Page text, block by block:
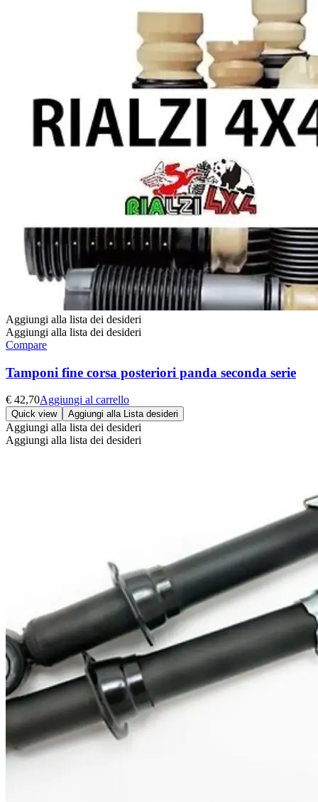
Aggiungi alla lista dei desideri
Aggiungi alla lista dei desideri
Compare
Tamponi fine corsa posteriori panda seconda serie
€ 42,70Aggiungi al carrello
Quick view Aggiungi alla Lista desideri
Aggiungi alla lista dei desideri
Aggiungi alla lista dei desideri